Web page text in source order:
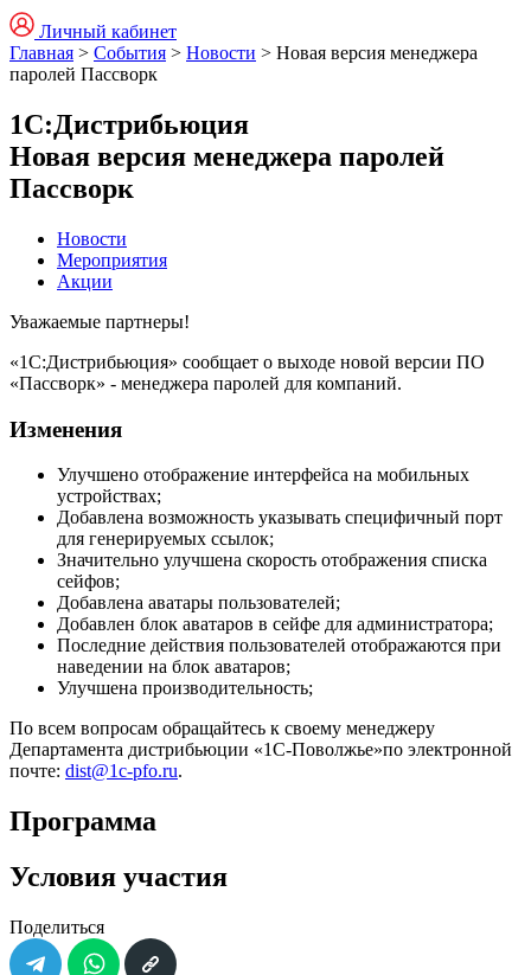
Личный кабинет
Главная > События > Новости > Новая версия менеджера
паролей Пассворк
1С:Дистрибьюция
Новая версия менеджера паролей
Пассворк
Новости
Мероприятия
Акции
Уважаемые партнеры!
«1С:Дистрибьюция» сообщает о выходе новой версии ПО
«Пассворк» - менеджера паролей для компаний.
Изменения
Улучшено отображение интерфейса на мобильных
устройствах;
Добавлена возможность указывать специфичный порт
для генерируемых ссылок;
Значительно улучшена скорость отображения списка
сейфов;
Добавлена аватары пользователей;
Добавлен блок аватаров в сейфе для администратора;
Последние действия пользователей отображаются при
наведении на блок аватаров;
Улучшена производительность;
По всем вопросам обращайтесь к своему менеджеру
Департамента дистрибьюции «1С-Поволжье»по электронной
почте: dist@1c-pfo.ru.
Программа
Условия участия
Поделиться